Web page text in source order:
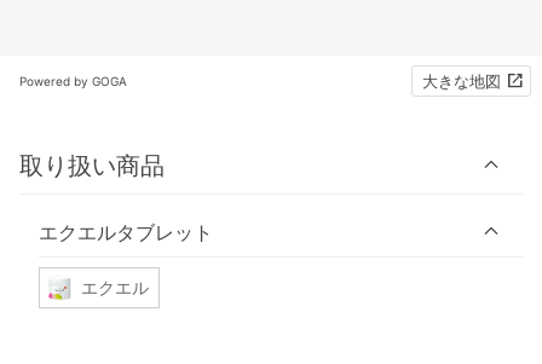
Powered by GOGA 大きな地図
取り扱い商品
エクエルタブレット
エクエル